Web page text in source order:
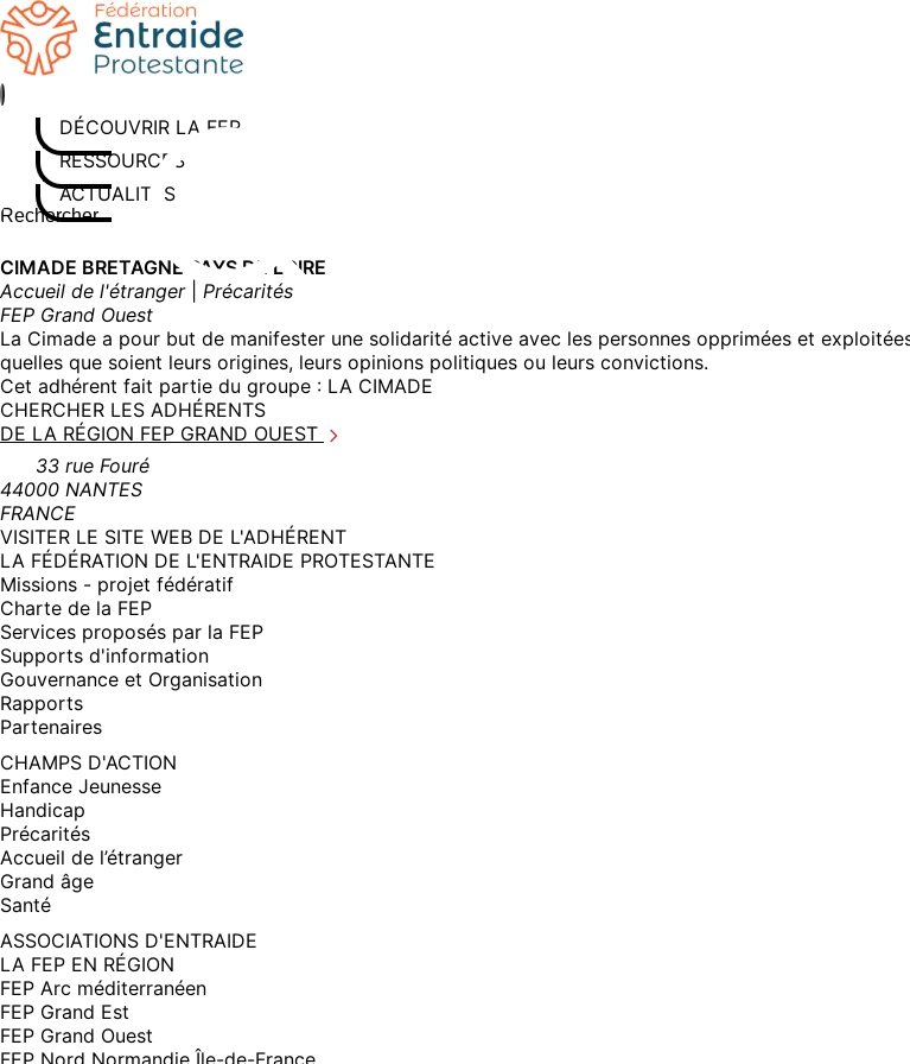
Aller
au
contenu
DÉCOUVRIR LA FEP
RESSOURCES
ACTUALITÉS
Rechercher sur le site
Saisissez au moins 3 caractères pour lancer la recherche
CIMADE BRETAGNE PAYS DE LOIRE
Accueil de l'étranger| Précarités
FEP Grand Ouest
La Cimade a pour but de manifester une solidarité active avec les personnes opprimées et
quelles que soient leurs origines, leurs opinions politiques ou leurs convictions.
Cet adhérent fait partie du groupe : LA CIMADE
CHERCHER LES ADHÉRENTS
DE LA RÉGION FEP GRAND OUEST
33 rue Fouré
44000 NANTES
FRANCE
VISITER LE SITE WEB DE L'ADHÉRENT(NOUVELLE
FENÊTRE)
LA FÉDÉRATION DE L'ENTRAIDE PROTESTANTE
Missions - projet fédératif
Charte de la FEP
Services proposés par la FEP
Supports d'information
Gouvernance et Organisation
Rapports
Partenaires
CHAMPS D'ACTION
Enfance Jeunesse
Handicap
Précarités
Accueil de l’étranger
Grand âge
Santé
ASSOCIATIONS D'ENTRAIDE
LA FEP EN RÉGION
FEP Arc méditerranéen
FEP Grand Est
FEP Grand Ouest
FEP Nord Normandie Île-de-France